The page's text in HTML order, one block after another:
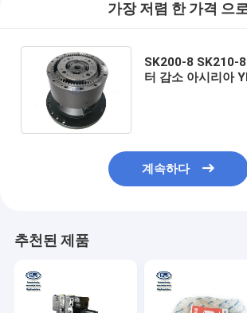
가장 저렴 한 가격 으
SK200-8 SK210-
터 감소 아시리아
계속하다
추천된 제품